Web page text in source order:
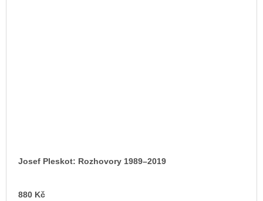
Josef Pleskot: Rozhovory 1989–2019
880 Kč